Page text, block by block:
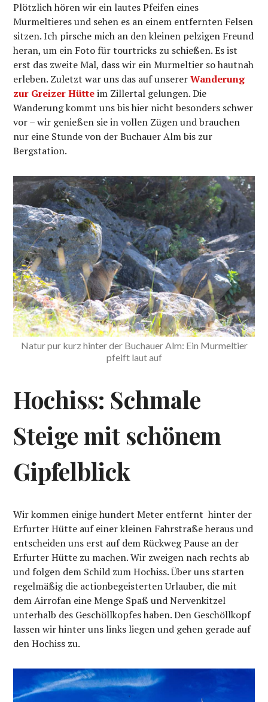
Plötzlich hören wir ein lautes Pfeifen eines
Murmeltieres und sehen es an einem entfernten Felsen
sitzen. Ich pirsche mich an den kleinen pelzigen Freund
heran, um ein Foto für tourtricks zu schießen. Es ist
erst das zweite Mal, dass wir ein Murmeltier so hautnah
erleben. Zuletzt war uns das auf unsererWanderung
zur Greizer Hütteim Zillertal gelungen. Die
Wanderung kommt uns bis hier nicht besonders schwer
vor – wir genießen sie in vollen Zügen und brauchen
nur eine Stunde von der Buchauer Alm bis zur
Bergstation.
Natur pur kurz hinter der Buchauer Alm: Ein Murmeltier
pfeift laut auf
Hochiss: Schmale
Steige mit schönem
Gipfelblick
Wir kommen einige hundert Meter entfernt hinter der
Erfurter Hütte auf einer kleinen Fahrstraße heraus und
entscheiden uns erst auf dem Rückweg Pause an der
Erfurter Hütte zu machen. Wir zweigen nach rechts ab
und folgen dem Schild zum Hochiss. Über uns starten
regelmäßig die actionbegeisterten Urlauber, die mit
dem Airrofan eine Menge Spaß und Nervenkitzel
unterhalb des Geschöllkopfes haben. Den Geschöllkopf
lassen wir hinter uns links liegen und gehen gerade auf
den Hochiss zu.